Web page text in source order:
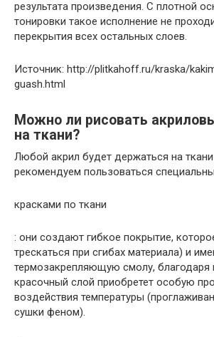
результата произведения. С плотной
тонировки такое исполнение не
перекрытия всех остальных слоев.
Источник: http://plitkahoff.ru/kraska/
guash.html
Можно ли рисовать
на ткани?
Любой акрил будет держаться на
рекомендуем пользоваться
красками по ткани
: они создают гибкое покрытие,
трескаться при сгибах материала) и
термозакрепляющую смолу, благодаря
красочный слой приобретет особую
воздействия температуры
сушки феном).